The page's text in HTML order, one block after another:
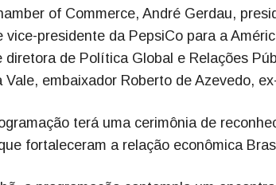
of Commerce, André Gerdau,
vice-presidente da PepsiCo para a
de Política Global e Relações
embaixador Roberto de Azevedo,
terá uma cerimônia de
fortaleceram a relação econômica